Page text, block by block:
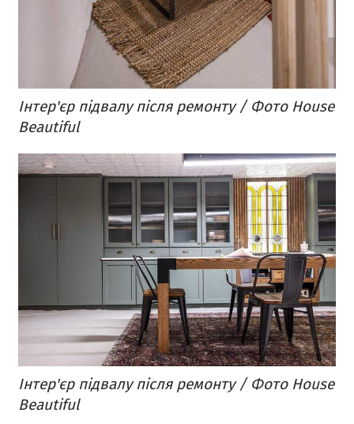
Інтер'єр підвалу після ремонту / Фото House
Beautiful
Інтер'єр підвалу після ремонту / Фото House
Beautiful